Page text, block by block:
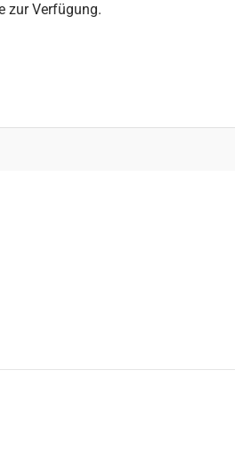
zur Verfügung.